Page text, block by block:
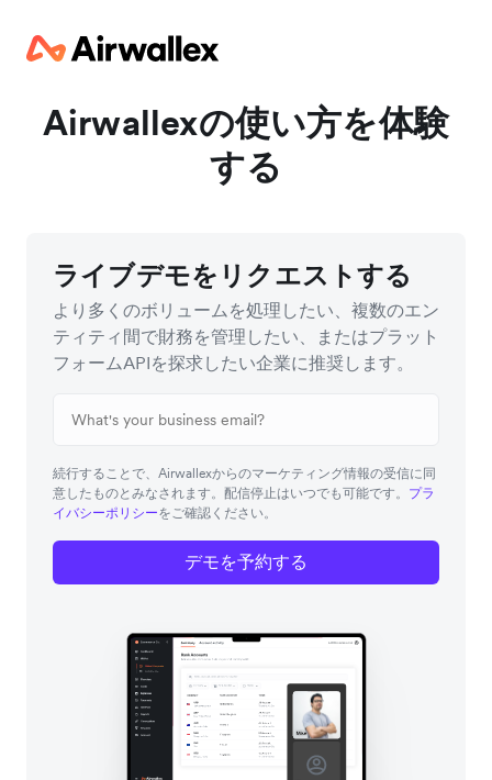
Airwallexの使い方を体験
する
ライブデモをリクエストする
より多くのボリュームを処理したい、複数のエン
ティティ間で財務を管理したい、またはプラット
フォームAPIを探求したい企業に推奨します。
続行することで、Airwallexからのマーケティング情報の受信に同
意したものとみなされます。配信停止はいつでも可能です。 プラ
イバシーポリシーをご確認ください。
デモを予約する